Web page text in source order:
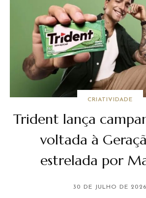
CRIATIVIDADE
Trident lança
voltada à
estrelada por
30 DE JULHO DE 2026